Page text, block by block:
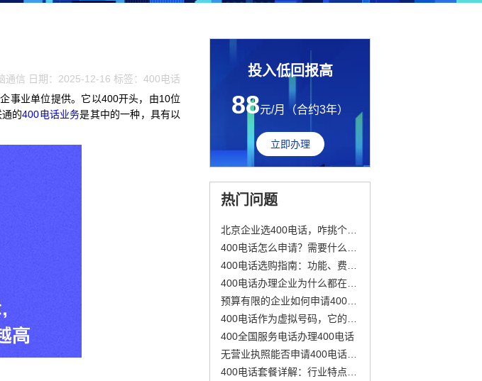
通信 日期：2025-12-16 标签：400电话
事业单位提供。它以400开头，由10位
通的400电话业务是其中的一种，具有以
投入低回报高
88元/月（合约3年）
立即办理
热门问题
400全国服务电话办理400电话